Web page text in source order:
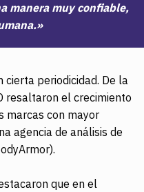
manera muy confiable,
cierta periodicidad. De la
resaltaron el crecimiento
marcas con mayor
agencia de análisis de
que en el